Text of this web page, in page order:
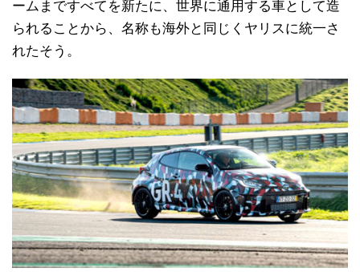
ームまですべてを新たに、世界に通用する車として造
られることから、名称も海外と同じくヤリスに統一さ
れたそう。